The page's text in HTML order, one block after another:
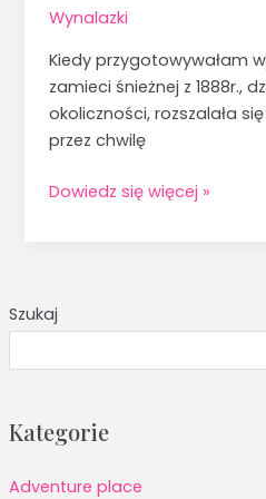
Szukaj
Kategorie
Adventure place
Wynalazki
Kiedy przygotowywałam
zamieci śnieżnej z 1888r.,
okoliczności, rozszalała
przez chwilę
Dowiedz się więcej »